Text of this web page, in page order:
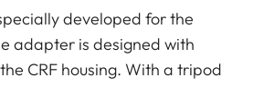
developed for the
adapter is designed with
CRF housing. With a tripod